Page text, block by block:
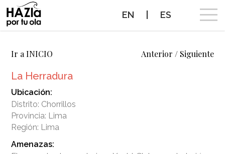
CAMPAÑA
OLAS A PROTEGER
OLAS PROTEGIDAS
NOTICIAS
EN ES
Ir a INICIO Anterior / Siguiente
La Herradura
Ubicación:
Distrito: Chorrillos
Provincia: Lima
Región: Lima
Amenazas: